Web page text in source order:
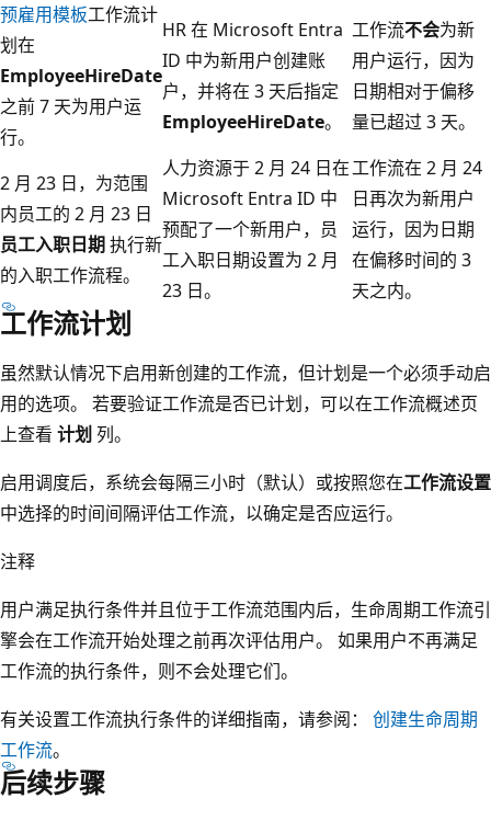
预雇用模板工作流计
划在
EmployeeHireDate
之前 7 天为用户运
行。
HR 在 Microsoft Entra
ID 中为新用户创建账
户，并将在 3 天后指定
EmployeeHireDate。
工作流不会为新
用户运行，因为
日期相对于偏移
量已超过 3 天。
2 月 23 日，为范围
内员工的 2 月 23 日
员工入职日期执行新
的入职工作流程。
人力资源于 2 月 24 日在
Microsoft Entra ID 中
预配了一个新用户，员
工入职日期设置为 2 月
23 日。
工作流在 2 月 24
日再次为新用户
运行，因为日期
在偏移时间的 3
天之内。
工作流计划
虽然默认情况下启用新创建的工作流，但计划是一个必须手动启
用的选项。 若要验证工作流是否已计划，可以在工作流概述页
上查看 计划 列。
启用调度后，系统会每隔三小时（默认）或按照您在工作流设置
中选择的时间间隔评估工作流，以确定是否应运行。
注释
用户满足执行条件并且位于工作流范围内后，生命周期工作流引
擎会在工作流开始处理之前再次评估用户。 如果用户不再满足
工作流的执行条件，则不会处理它们。
有关设置工作流执行条件的详细指南，请参阅： 创建生命周期
工作流。
后续步骤